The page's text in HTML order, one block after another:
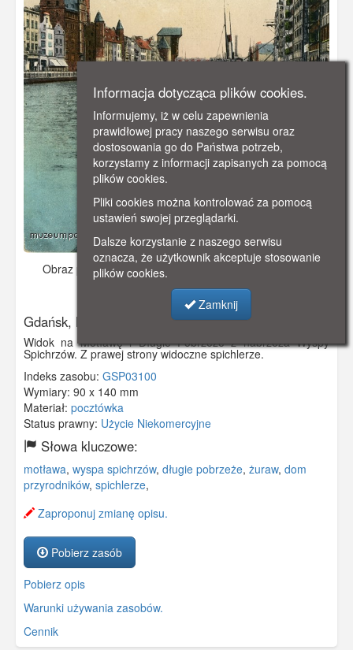
Obraz pochodzi zok. 1910 r.
Dodano: 2021-11-08 12:15
Wyświetlono: 2891
Gdańsk, Nabrzeże Wyspy Spichrzów
Widok na Motławę i Długie Pobrzeże z nabrzeża Wyspy
Spichrzów. Z prawej strony widoczne spichlerze.
Indeks zasobu: GSP03100
Wymiary: 90 x 140 mm
Materiał: pocztówka
Status prawny: Użycie Niekomercyjne
Słowa kluczowe:
motława, wyspa spichrzów, długie pobrzeże, żuraw, dom
przyrodników, spichlerze,
Zaproponuj zmianę opisu.
Pobierz zasób
Pobierz opis
Warunki używania zasobów.
Cennik
Informacja dotycząca plików cookies.
Informujemy, iż w celu zapewnienia
prawidłowej pracy naszego serwisu oraz
dostosowania go do Państwa potrzeb,
korzystamy z informacji zapisanych za pomocą
plików cookies.
Pliki cookies można kontrolować za pomocą
ustawień swojej przeglądarki.
Dalsze korzystanie z naszego serwisu
oznacza, że użytkownik akceptuje stosowanie
plików cookies.
Zamknij